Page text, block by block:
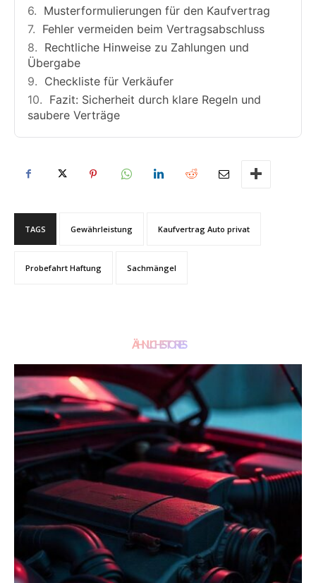
Musterformulierungen für den Kaufvertrag
Fehler vermeiden beim Vertragsabschluss
Rechtliche Hinweise zu Zahlungen und
Übergabe
Checkliste für Verkäufer
Fazit: Sicherheit durch klare Regeln und
saubere Verträge
TAGS Gewährleistung Kaufvertrag Auto privat
Probefahrt Haftung Sachmängel
ÄHNLICHE STORIES